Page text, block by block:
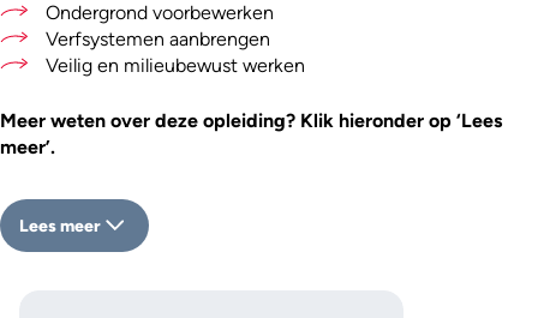
Ondergrond voorbewerken
Verfsystemen aanbrengen
Veilig en milieubewust werken
Meer weten over deze opleiding? Klik hieronder op ‘Lees
meer’.
Lees meer